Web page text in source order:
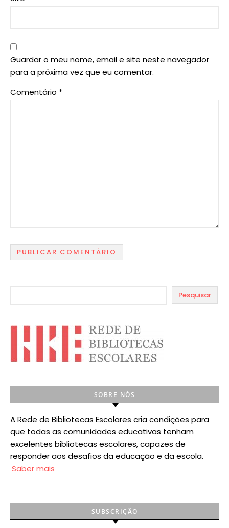
Guardar o meu nome, email e site neste navegador
para a próxima vez que eu comentar.
Comentário *
Pesquisar
SOBRE NÓS
A Rede de Bibliotecas Escolares cria condições para
que todas as comunidades educativas tenham
excelentes bibliotecas escolares, capazes de
responder aos desafios da educação e da escola.
Saber mais
SUBSCRIÇÃO